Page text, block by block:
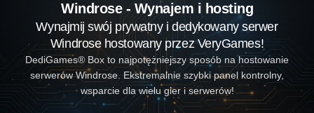
Windrose - Wynajem i hosting
Wynajmij swój prywatny i dedykowany serwer
Windrose hostowany przez VeryGames!
DediGames® Box to najpotężniejszy sposób na hostowanie
serwerów Windrose. Ekstremalnie szybki panel kontrolny,
wsparcie dla wielu gier i serwerów!